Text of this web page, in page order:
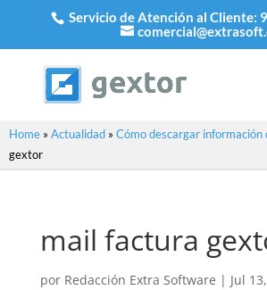
Servicio de Atención al Cliente:
Home » Actualidad » Cómo descargar información
gextor
mail factura
por Redacción Extra Software | Jul